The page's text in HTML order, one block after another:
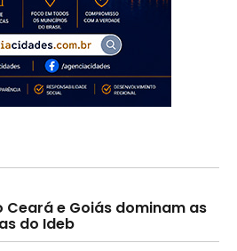
Ceará e Goiás dominam as
do Ideb